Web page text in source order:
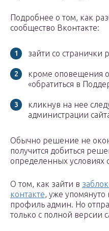
Подробнее о том, как
сообщество Вконтакте:
зайти со странички
кроме оповещения
«обратиться в
кликнув на нее
администрации
Обычно решение не
получится добиться
определенных условиях
О том, как зайти в
контакте, уже
профиль админ. Но
только с полной версии